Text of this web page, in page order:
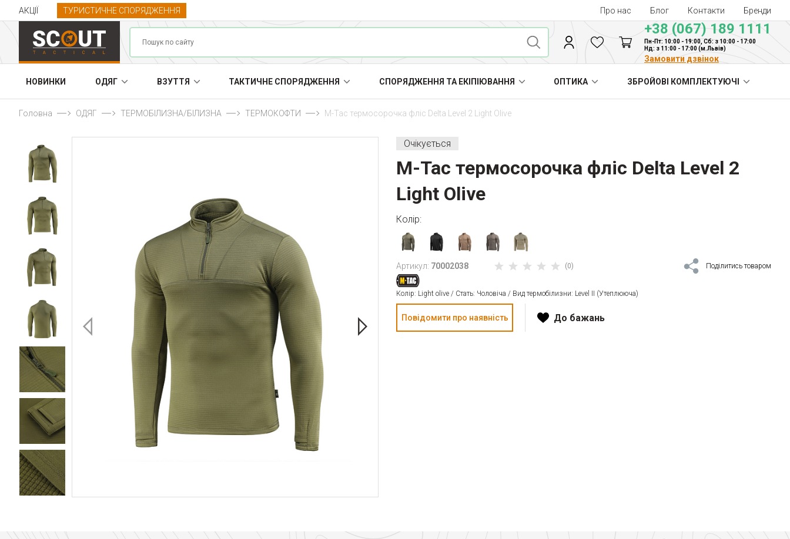
АКЦІЇ ТУРИСТИЧНЕ СПОРЯДЖЕННЯ Про нас Блог Контакти Бренди
+38 (067) 189 1111
Пн-Пт: 10:00 - 19:00, Сб: з 10:00 - 17:00
Нд: з 11:00 - 17:00 (м.Львів)
Замовити дзвінок
НОВИНКИ ОДЯГ ВЗУТТЯ ТАКТИЧНЕ СПОРЯДЖЕННЯ СПОРЯДЖЕННЯ ТА ЕКІПІЮВАННЯ ОПТИКА ЗБРОЙОВІ КОМПЛЕКТУЮЧІ
Головна ОДЯГ ТЕРМОБІЛИЗНА/БІЛИЗНА ТЕРМОКОФТИ M-Tac термосорочка фліс Delta Level 2 Light Olive
Очікується
M-Tac термосорочка фліс Delta Level 2
Light Olive
Колір:
Артикул: 70002038 (0) Поділитись товаром
Колір: Light olive / Стать: Чоловіча / Вид термобілизни: Level II (Утеплююча)
До бажань